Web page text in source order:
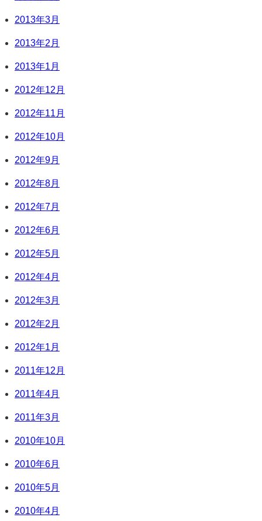
2013年3月
2013年2月
2013年1月
2012年12月
2012年11月
2012年10月
2012年9月
2012年8月
2012年7月
2012年6月
2012年5月
2012年4月
2012年3月
2012年2月
2012年1月
2011年12月
2011年4月
2011年3月
2010年10月
2010年6月
2010年5月
2010年4月